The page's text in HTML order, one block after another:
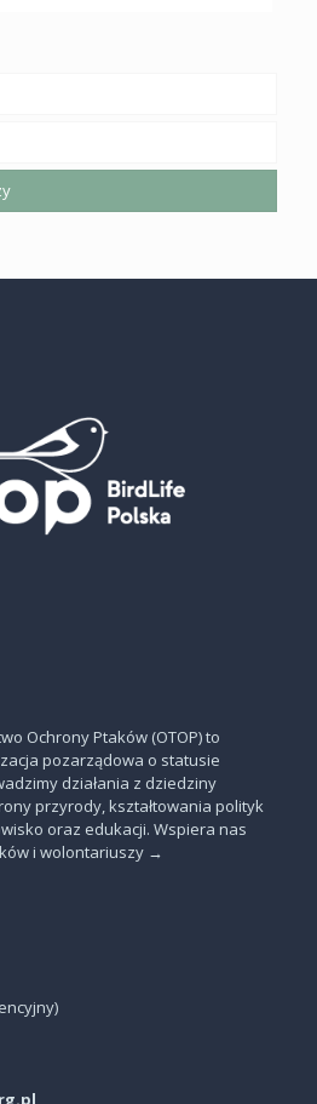
Ochrony Ptaków (OTOP) to
pozarządowa o statusie
działania z dziedziny
przyrody, kształtowania polityk
oraz edukacji. Wspiera nas
i wolontariuszy →